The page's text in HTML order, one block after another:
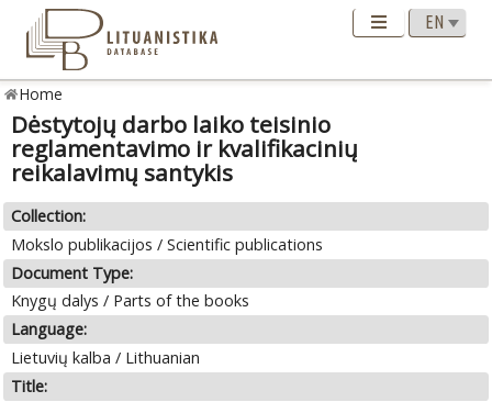
Home
Dėstytojų darbo laiko teisinio
reglamentavimo ir kvalifikacinių
reikalavimų santykis
Collection:
Mokslo publikacijos / Scientific publications
Document Type:
Knygų dalys / Parts of the books
Language:
Lietuvių kalba / Lithuanian
Title: